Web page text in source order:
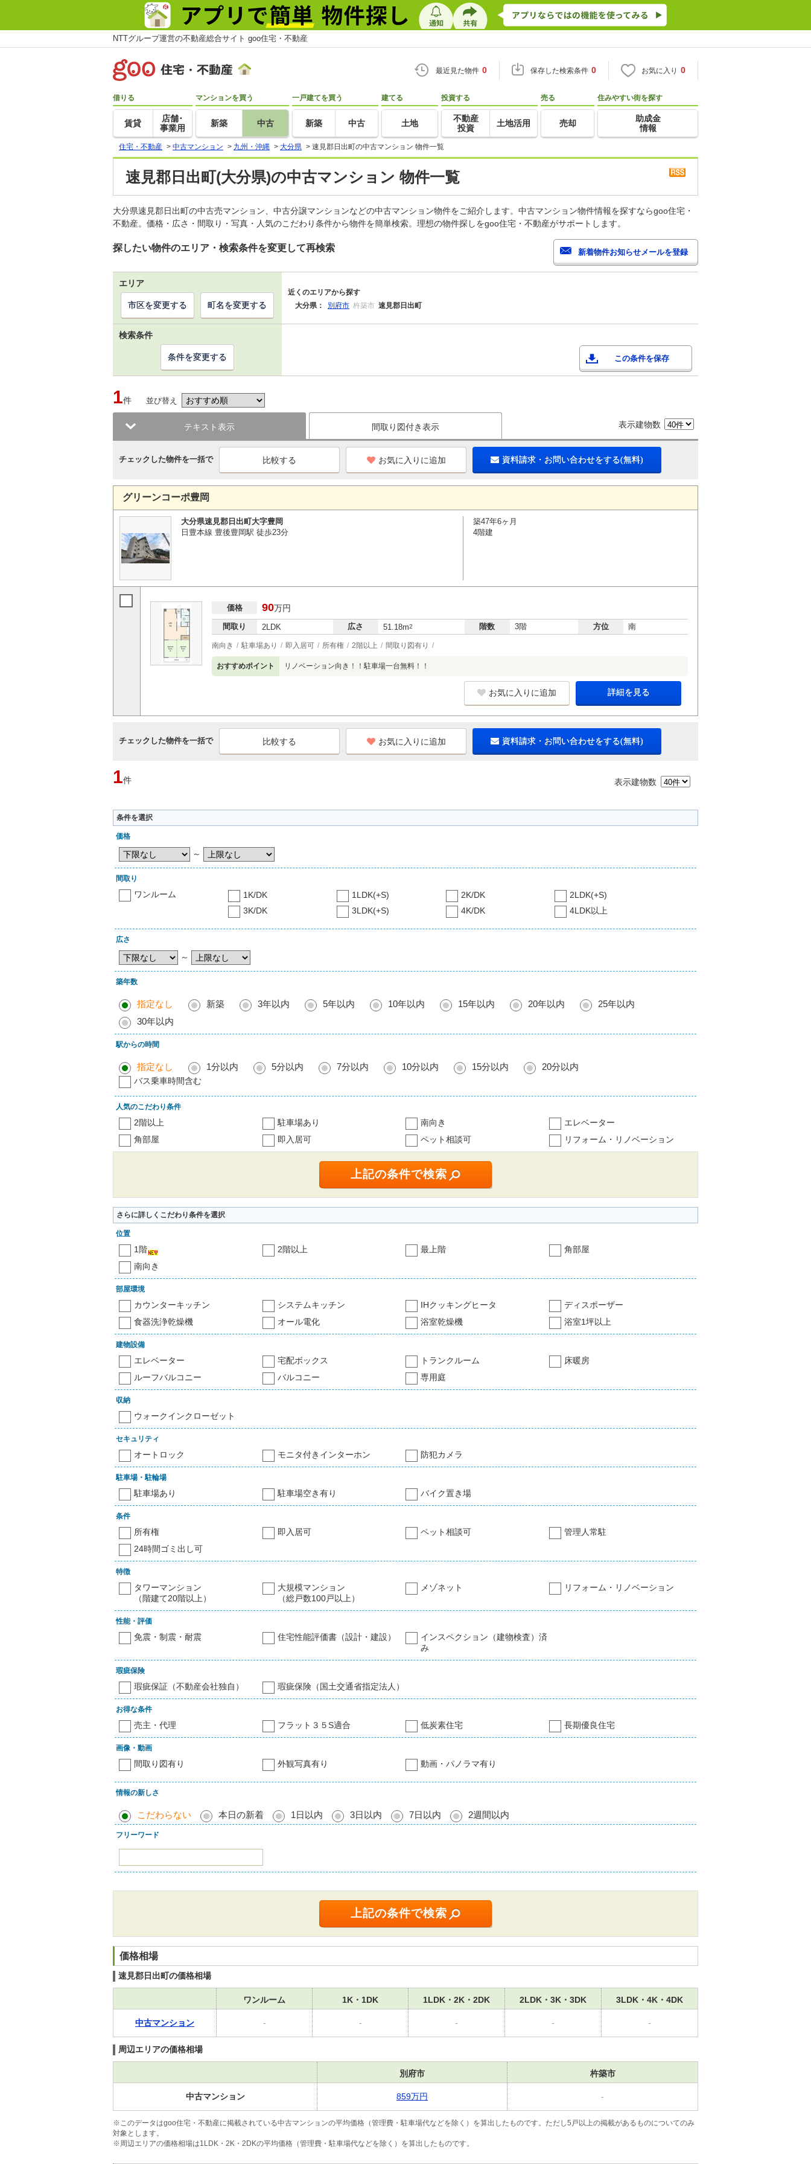
NTTグループ運営の不動産総合サイト goo住宅・不動産
最近見た物件 0 保存した検索条件 0 お気に入り 0
借りる
賃貸
店舗･
事業用
マンションを買う
新築 中古
一戸建てを買う
新築 中古
建てる
土地
投資する
不動産
投資
土地活用
売る
売却
住みやすい街を探す
助成金
情報
住宅・不動産 > 中古マンション > 九州・沖縄 > 大分県 > 速見郡日出町の中古マンション 物件一覧
速見郡日出町(大分県)の中古マンション 物件一覧
大分県速見郡日出町の中古売マンション、中古分譲マンションなどの中古マンション物件をご紹介します。中古マンション物件情報を探すならgoo住宅・
不動産。価格・広さ・間取り・写真・人気のこだわり条件から物件を簡単検索。理想の物件探しをgoo住宅・不動産がサポートします。
探したい物件のエリア・検索条件を変更して再検索
エリア
近くのエリアから探す
大分県：
別府市 杵築市 速見郡日出町
市区を変更する 町名を変更する
検索条件
この条件を保存
条件を変更する
1件 並び替え
テキスト表示 間取り図付き表示 表示建物数
チェックした物件を一括で お気に入りに追加 資料請求・お問い合わせをする(無料)
グリーンコーポ豊岡
大分県速見郡日出町大字豊岡
日豊本線 豊後豊岡駅 徒歩23分
築47年6ヶ月
4階建
価格 90万円
間取り 2LDK 広さ 51.18m2 階数 3階 方位 南
南向き 駐車場あり 即入居可 所有権 2階以上 間取り図有り
おすすめポイント リノベーション向き！！駐車場一台無料！！
お気に入りに追加 詳細を見る
チェックした物件を一括で お気に入りに追加 資料請求・お問い合わせをする(無料)
1件 表示建物数
条件を選択
価格
～
間取り
ワンルーム 1K/DK 1LDK(+S) 2K/DK
2LDK(+S)
3K/DK
3LDK(+S) 4K/DK 4LDK以上
広さ
～
築年数
指定なし 新築 3年以内 5年以内 10年以内 15年以内 20年以内
25年以内
30年以内
駅からの時間
指定なし 1分以内 5分以内 7分以内 10分以内 15分以内 20分以内
バス乗車時間含む
人気のこだわり条件
2階以上 駐車場あり 南向き
エレベーター
角部屋
即入居可 ペット相談可 リフォーム・リノベーション
さらに詳しくこだわり条件を選択
位置
1階 2階以上 最上階
角部屋
南向き
部屋環境
カウンターキッチン システムキッチン IHクッキングヒータ
ディスポーザー
食器洗浄乾燥機
オール電化 浴室乾燥機 浴室1坪以上
建物設備
エレベーター 宅配ボックス トランクルーム
床暖房
ルーフバルコニー
バルコニー 専用庭
収納
ウォークインクローゼット
セキュリティ
オートロック モニタ付きインターホン 防犯カメラ
駐車場・駐輪場
駐車場あり 駐車場空き有り バイク置き場
条件
所有権 即入居可 ペット相談可
管理人常駐
24時間ゴミ出し可
特徴
タワーマンション
（階建て20階以上）
大規模マンション
（総戸数100戸以上）
メゾネット リフォーム・リノベーション
性能・評価
免震・制震・耐震 住宅性能評価書（設計・建設）
インスペクション（建物検査）済
み
瑕疵保険
瑕疵保証（不動産会社独自） 瑕疵保険（国土交通省指定法人）
お得な条件
売主・代理 フラット３５S適合 低炭素住宅 長期優良住宅
画像・動画
間取り図有り 外観写真有り 動画・パノラマ有り
情報の新しさ
こだわらない 本日の新着 1日以内 3日以内 7日以内 2週間以内
フリーワード
価格相場
速見郡日出町の価格相場
ワンルーム 1K・1DK 1LDK・2K・2DK 2LDK・3K・3DK 3LDK・4K・4DK
中古マンション - - - - -
周辺エリアの価格相場
別府市 杵築市
中古マンション 859万円 -
※このデータはgoo住宅・不動産に掲載されている中古マンションの平均価格（管理費・駐車場代などを除く）を算出したものです。ただし5戸以上の掲載があるものについてのみ
対象とします。
※周辺エリアの価格相場は1LDK・2K・2DKの平均価格（管理費・駐車場代などを除く）を算出したものです。